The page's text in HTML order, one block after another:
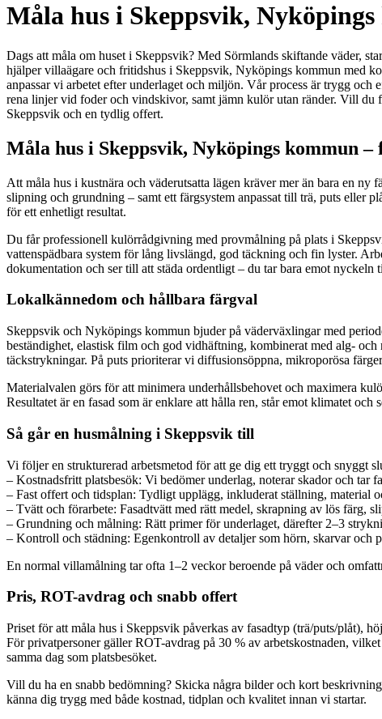
Måla hus i Skeppsvik,
Dags att måla om huset i Skeppsvik? Med Sörmlands skiftande väder,
hjälper villaägare och fritidshus i Skeppsvik, Nyköpings kommun med
anpassar vi arbetet efter underlaget och miljön. Vår process är trygg
rena linjer vid foder och vindskivor, samt jämn kulör utan ränder. Vill du
Skeppsvik och en tydlig offert.
Måla hus i Skeppsvik, Nyköpings kommun
Att måla hus i kustnära och väderutsatta lägen kräver mer än bara en
slipning och grundning – samt ett färgsystem anpassat till trä, puts eller
för ett enhetligt resultat.
Du får professionell kulörrådgivning med provmålning på plats i
vattenspädbara system för lång livslängd, god täckning och fin lyster.
dokumentation och ser till att städa ordentligt – du tar bara emot nyckeln
Lokalkännedom och hållbara färgval
Skeppsvik och Nyköpings kommun bjuder på väderväxlingar med
beständighet, elastisk film och god vidhäftning, kombinerat med alg-
täckstrykningar. På puts prioriterar vi diffusionsöppna, mikroporösa
Materialvalen görs för att minimera underhållsbehovet och maximera
Resultatet är en fasad som är enklare att hålla ren, står emot klimatet och
Så går en husmålning i Skeppsvik till
Vi följer en strukturerad arbetsmetod för att ge dig ett tryggt och snyggt
– Kostnadsfritt platsbesök: Vi bedömer underlag, noterar skador och tar
– Fast offert och tidsplan: Tydligt upplägg, inkluderat ställning, material
– Tvätt och förarbete: Fasadtvätt med rätt medel, skrapning av lös färg,
– Grundning och målning: Rätt primer för underlaget, därefter 2–3
– Kontroll och städning: Egenkontroll av detaljer som hörn, skarvar och
En normal villamålning tar ofta 1–2 veckor beroende på väder och
Pris, ROT-avdrag och snabb offert
Priset för att måla hus i Skeppsvik påverkas av fasadtyp (trä/puts/plåt),
För privatpersoner gäller ROT-avdrag på 30 % av arbetskostnaden,
samma dag som platsbesöket.
Vill du ha en snabb bedömning? Skicka några bilder och kort
känna dig trygg med både kostnad, tidplan och kvalitet innan vi startar.